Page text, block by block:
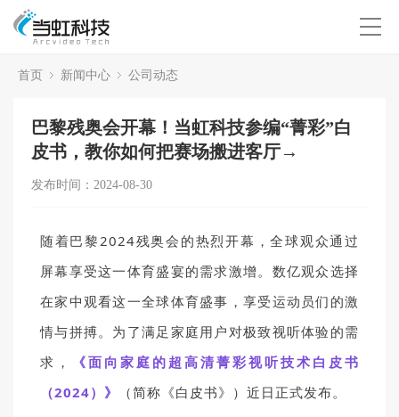
首页 新闻中心 公司动态
巴黎残奥会开幕！当虹科技参编“菁彩”白
皮书，教你如何把赛场搬进客厅→
发布时间：2024-08-30
随着巴黎2024残奥会的热烈开幕，全球观众通过
屏幕享受这一体育盛宴的需求激增。数亿观众选择
在家中观看这一全球体育盛事，享受运动员们的激
情与拼搏。为了满足家庭用户对极致视听体验的需
求，
《面向家庭的超 高清菁彩视听技术白皮书
（2024）》
（简称《白皮书》）近日正式发布。